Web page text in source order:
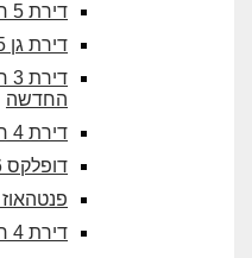
דירת 5 חדרים ברמת אביב גימל
דירת גן 5.5 חדרים בגימל החדשה
החדשה
דירת 4 חד' בגימל החדשה
דופלקס 6 חדרים באזורי חן
פנטהאוז 5 חדרים בגוש הגדול
דירת 4 חדרים פלוס ממ"ד בגוש הגדול